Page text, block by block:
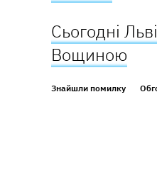
Сьогодні
Вощиною
Знайшли помилку